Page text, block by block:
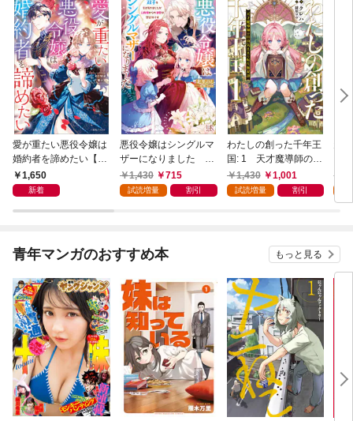
愛が重たい悪役令嬢は
婚約者を諦めたい【特
典SS付】
1,650
新着
悪役令嬢はシングルマ
ザーになりました 双
子を引き取りましたが
公爵様からの溺愛は想
1,430 715
試読増量 割引
わたしの創った千年王
国: 1 天才魔導師の自
由気ままな転生無双譚
【特典SS付】
1,430 1,001
試読増量 割引
青年マンガのおすすめ本 もっと見る